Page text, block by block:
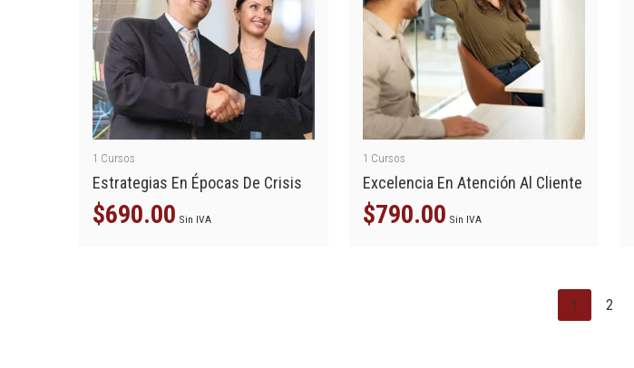
1 Cursos
Estrategias En Épocas De Crisis
$690.00 Sin IVA
1 Cursos
Excelencia En Atención Al Cliente
$790.00 Sin IVA
1 2